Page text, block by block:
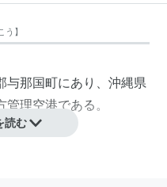
う 】
与那国町にあり、沖縄県
理空港である。
読む